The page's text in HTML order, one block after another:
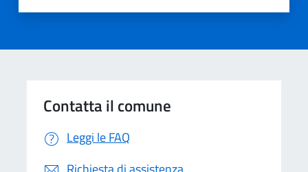
Contatta il comune
Leggi le FAQ